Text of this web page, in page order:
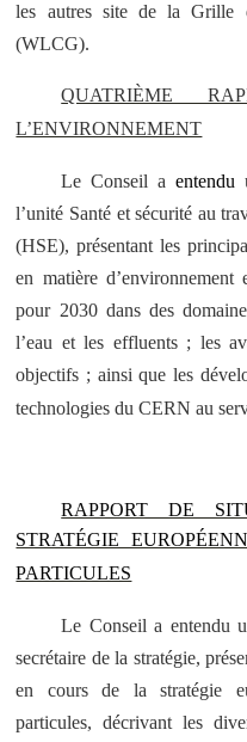
les autres site de la Grille
(WLCG).
QUATRIÈME
L’ENVIRONNEMENT
Le Conseil aentendu
l’unité Santé et sécurité au
(HSE), présentant les
en matière
pour 2030 dans des
l’eau et les effluents ; les
objectifs ; ainsi que les
technologies du CERN au
RAPPORT DE
STRATÉGIE
PARTICULES
Le Conseil a entendu
secrétaire de la stratégie,
en cours de la stratégie
particules, décrivant les